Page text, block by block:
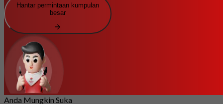
Hantar permintaan kumpulan
besar
Anda Mungkin Suka